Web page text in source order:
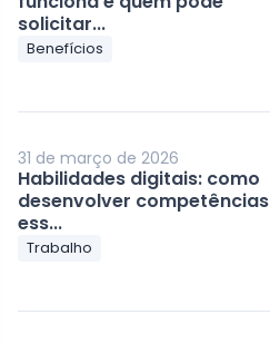
solicitar...
Benefícios
31 de março de 2026
Habilidades digitais: como
desenvolver competências
ess...
Trabalho